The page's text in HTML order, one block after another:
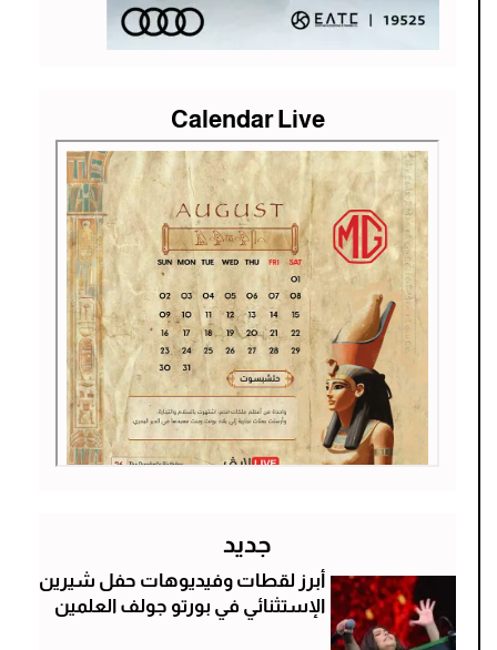
Calendar Live
جديد
أبرز لقطات وفيديوهات حفل شيرين
الإستثنائي في بورتو جولف العلمين